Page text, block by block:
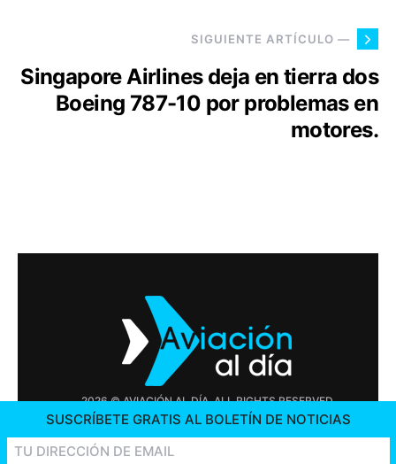
SIGUIENTE ARTÍCULO —
Singapore Airlines deja en tierra dos
Boeing 787-10 por problemas en
motores.
2026 © AVIACIÓN AL DÍA. ALL RIGHTS RESERVED
OFERTAS DE TRABAJO
SUSCRÍBETE GRATIS AL BOLETÍN DE NOTICIAS